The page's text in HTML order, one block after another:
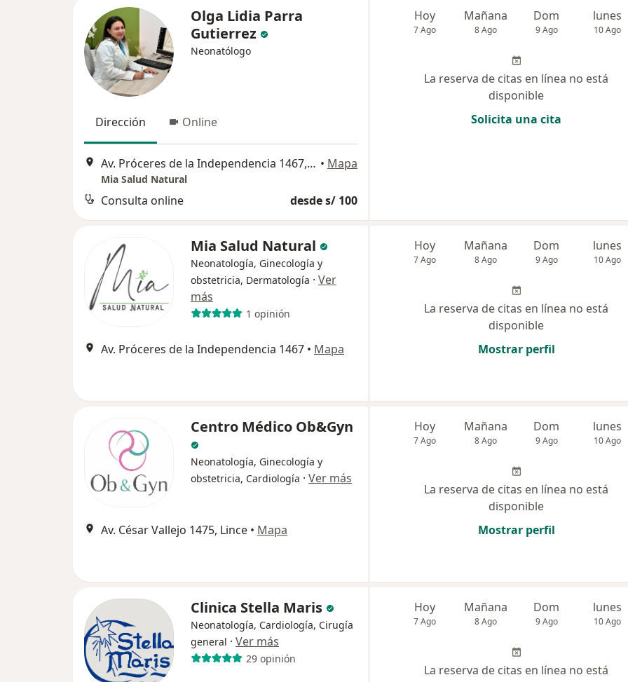
Olga Lidia Parra
Gutierrez
Neonatólogo
Dirección Online
Av. Próceres de la Independencia 1467, San Juan de Lurigancho • Mapa
Mia Salud Natural
Consulta online desde s/ 100
Hoy
7 Ago
Mañana
8 Ago
Dom
9 Ago
lunes
10 Ago
La reserva de citas en línea no está
disponible
Solicita una cita
Mia Salud Natural
Neonatología, Ginecología y
obstetricia, Dermatología · Ver
más
1 opinión
Av. Próceres de la Independencia 1467 • Mapa
Hoy
7 Ago
Mañana
8 Ago
Dom
9 Ago
lunes
10 Ago
La reserva de citas en línea no está
disponible
Mostrar perfil
Centro Médico Ob&Gyn
Neonatología, Ginecología y
obstetricia, Cardiología · Ver más
Av. César Vallejo 1475, Lince • Mapa
Hoy
7 Ago
Mañana
8 Ago
Dom
9 Ago
lunes
10 Ago
La reserva de citas en línea no está
disponible
Mostrar perfil
Clinica Stella Maris
Neonatología, Cardiología, Cirugía
general · Ver más
29 opinión
Hoy
7 Ago
Mañana
8 Ago
Dom
9 Ago
lunes
10 Ago
La reserva de citas en línea no está